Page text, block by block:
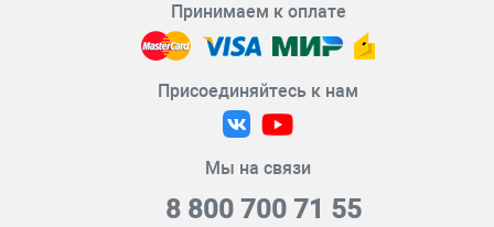
Принимаем к оплате
Присоединяйтесь к нам
Мы на связи
8 800 700 71 55